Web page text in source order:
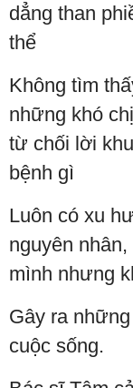
dẳng than
thể
Không tìm
những khó
từ chối lời
bệnh gì
Luôn có xu
nguyên
mình nhưng
Gây ra
cuộc sống.